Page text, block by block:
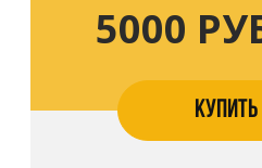
5000
КУПИТЬ